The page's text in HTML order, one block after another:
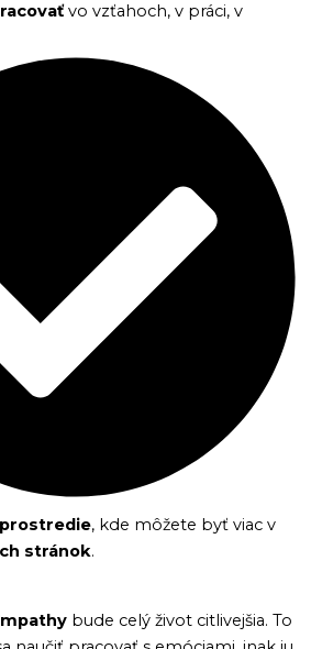
vo vzťahoch, v práci, v
, kde môžete byť viac v
stránok.
bude celý život citlivejšia. To